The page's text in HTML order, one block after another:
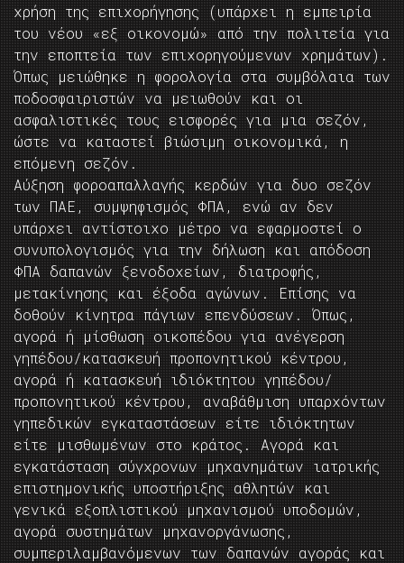
χρήση της επιχορήγησης (υπάρχει η εμπειρία
του νέου «εξ οικονομώ» από την πολιτεία για
την εποπτεία των επιχορηγούμενων χρημάτων).
Όπως μειώθηκε η φορολογία στα συμβόλαια των
ποδοσφαιριστών να μειωθούν και οι
ασφαλιστικές τους εισφορές για μια σεζόν,
ώστε να καταστεί βιώσιμη οικονομικά, η
επόμενη σεζόν.
Αύξηση φοροαπαλλαγής κερδών για δυο σεζόν
των ΠΑΕ, συμψηφισμός ΦΠΑ, ενώ αν δεν
υπάρχει αντίστοιχο μέτρο να εφαρμοστεί ο
συνυπολογισμός για την δήλωση και απόδοση
ΦΠΑ δαπανών ξενοδοχείων, διατροφής,
μετακίνησης και έξοδα αγώνων. Επίσης να
δοθούν κίνητρα πάγιων επενδύσεων. Όπως,
αγορά ή μίσθωση οικοπέδου για ανέγερση
γηπέδου/κατασκευή προπονητικού κέντρου,
αγορά ή κατασκευή ιδιόκτητου γηπέδου/
προπονητικού κέντρου, αναβάθμιση υπαρχόντων
γηπεδικών εγκαταστάσεων είτε ιδιόκτητων
είτε μισθωμένων στο κράτος. Αγορά και
εγκατάσταση σύγχρονων μηχανημάτων ιατρικής
επιστημονικής υποστήριξης αθλητών και
γενικά εξοπλιστικού μηχανισμού υποδομών,
αγορά συστημάτων μηχανοργάνωσης,
συμπεριλαμβανόμενων των δαπανών αγοράς και